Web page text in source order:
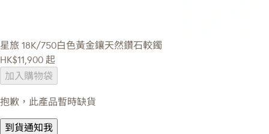
星旅 18K/750白色黃金鑲天然鑽石較鐲
HK$11,900 起
加入購物袋
抱歉，此產品暫時缺貨
到貨通知我